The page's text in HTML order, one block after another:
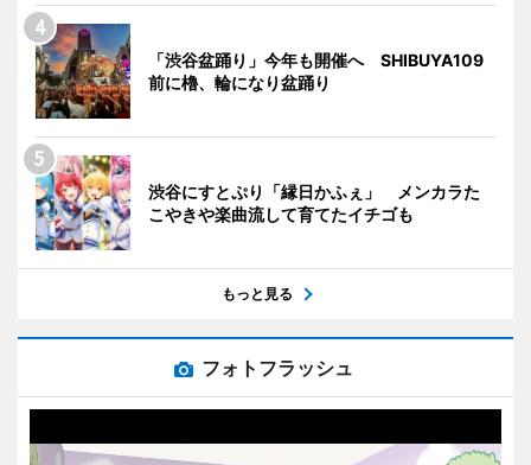
「渋谷盆踊り」今年も開催へ SHIBUYA109
前に櫓、輪になり盆踊り
渋谷にすとぷり「縁日かふぇ」 メンカラた
こやきや楽曲流して育てたイチゴも
もっと見る
フォトフラッシュ